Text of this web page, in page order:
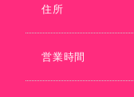
住所
営業時間